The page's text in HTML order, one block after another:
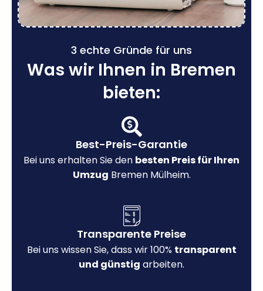
3 echte Gründe für uns
Was wir Ihnen in Bremen
bieten:
Best-Preis-Garantie
Bei uns erhalten Sie den besten Preis für Ihren
Umzug Bremen Mülheim.
Transparente Preise
Bei uns wissen Sie, dass wir 100% transparent
und günstig arbeiten.